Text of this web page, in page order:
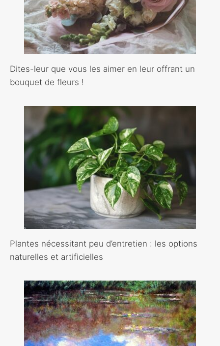
Dites-leur que vous les aimer en leur offrant un
bouquet de fleurs !
Plantes nécessitant peu d’entretien : les options
naturelles et artificielles